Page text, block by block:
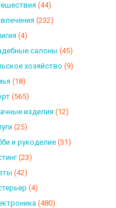
(44)
(232)
(4)
салоны (45)
хозяйство (9)
(18)
(565)
изделия (12)
(25)
и рукоделие (31)
(23)
(42)
(4)
(480)